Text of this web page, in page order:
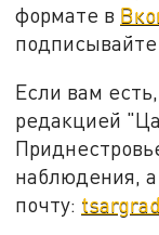
формате в
Если вам
редакцией
наблюдения,
почту: